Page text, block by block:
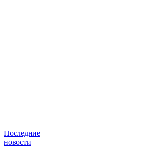
Последние
новости